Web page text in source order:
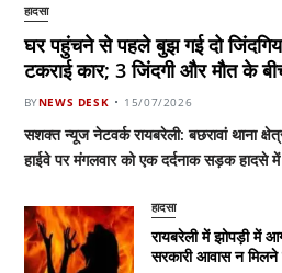
हादसा
घर पहुंचने से पहले बुझ गई दो
टकराई कार; 3 जिंदगी और मौत के
BYNEWS DESK 15/07/2026
सशक्त न्यूज नेटवर्क रायबरेली: बछरावां थाना
हाईवे पर मंगलवार को एक दर्दनाक सड़क हादसे
हादसा
रायबरेली में झोपड़ी में
सरकारी आवास न मिलने